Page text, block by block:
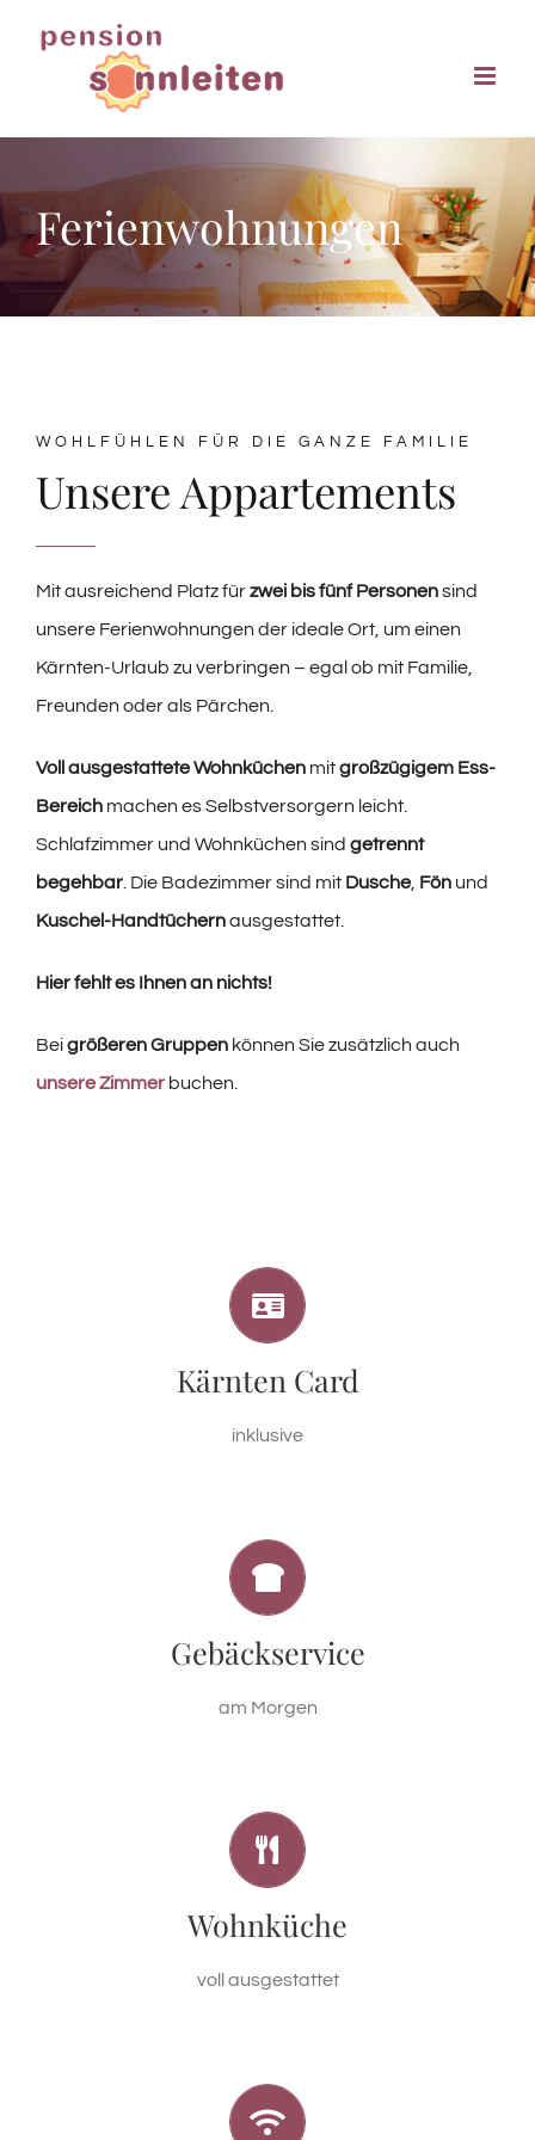
Inhalt
Ferienwohnungen
WOHLFÜHLEN FÜR DIE GANZE FAMILIE
Unsere Appartements
Mit ausreichend Platz fürzwei bis fünf Personensind
unsere Ferienwohnungen der ideale Ort, um einen
Kärnten-Urlaub zu verbringen – egal ob mit Familie,
Freunden oder als Pärchen.
Voll ausgestattete Wohnküchen mitgroßzügigem Ess-
Bereich machen es Selbstversorgern leicht.
Schlafzimmer und Wohnküchen sind getrennt
begehbar . Die Badezimmer sind mit Dusche, Fön und
Kuschel-Handtüchernausgestattet.
Hier fehlt es Ihnen an nichts!
Beigrößeren Gruppen können Sie zusätzlich auch
unsere Zimmer buchen.
Kärnten Card
inklusive
SOMMERFREUDE UND AUSFLUGSZIELE
Mit der Kärnten Card besuchen Sie von April bis
Gebäckservice
am Morgen
DER BÄCKER BRINGT´ S VORBEI
Auf Wunsch können Sie täglich frisches Gebäck
bestellen. Auch Milch und Eier vom Bauern sind
Wohnküche
voll ausgestattet
WO ES AN NICHTS FEHLT
Kochen wie zu Hause, dank moderner, perfekt
bestückter Küche – von Filterkaffeemaschine
SURFEN AM BERG